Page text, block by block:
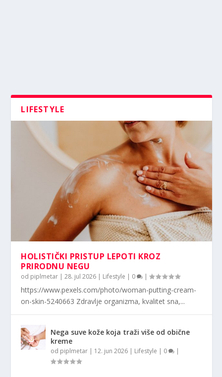
LIFESTYLE
HOLISTIČKI PRISTUP LEPOTI KROZ
PRIRODNU NEGU
od piplmetar |28. jul 2026 | Lifestyle | 0 |
https://www.pexels.com/photo/woman-putting-cream-
on-skin-5240663 Zdravlje organizma, kvalitet sna,...
Nega suve kože koja traži više od obične
kreme
od piplmetar | 12. jun 2026 | Lifestyle | 0 |